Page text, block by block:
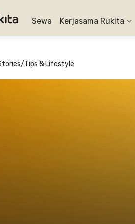
Sewa Kerjasama Rukita
/Tips & Lifestyle